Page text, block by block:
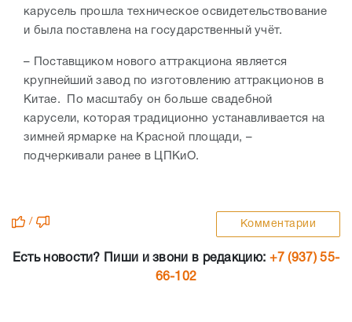
карусель прошла техническое освидетельствование
и была поставлена на государственный учёт.
– Поставщиком нового аттракциона является
крупнейший завод по изготовлению аттракционов в
Китае. По масштабу он больше свадебной
карусели, которая традиционно устанавливается на
зимней ярмарке на Красной площади, –
подчеркивали ранее в ЦПКиО.
/ Комментарии
Есть новости? Пиши и звони в редакцию: +7 (937) 55-
66-102